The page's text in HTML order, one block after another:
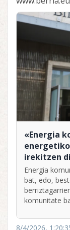
«Energia
irekitzen
Energia
bat, edo,
komunitate
8/4/2026,